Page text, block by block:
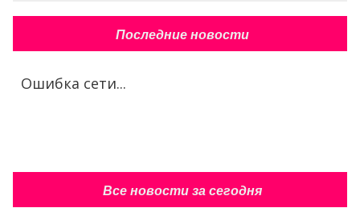
Последние новости
Ошибка сети...
Все новости за сегодня